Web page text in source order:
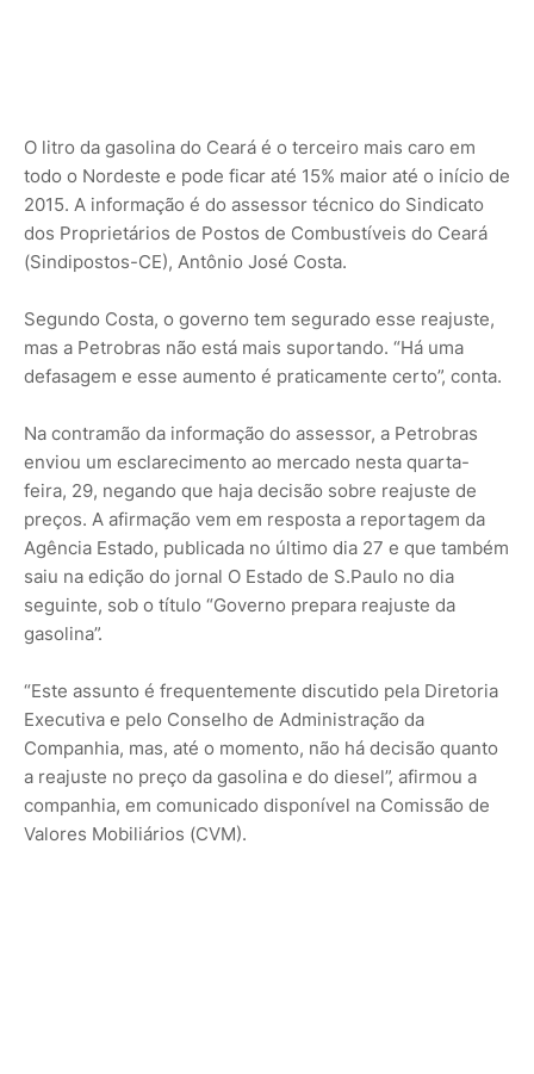
O litro da gasolina do Ceará é o terceiro mais caro em
todo o Nordeste e pode ficar até 15% maior até o início de
2015. A informação é do assessor técnico do Sindicato
dos Proprietários de Postos de Combustíveis do Ceará
(Sindipostos-CE), Antônio José Costa.
Segundo Costa, o governo tem segurado esse reajuste,
mas a Petrobras não está mais suportando. “Há uma
defasagem e esse aumento é praticamente certo”, conta.
Na contramão da informação do assessor, a Petrobras
enviou um esclarecimento ao mercado nesta quarta-
feira, 29, negando que haja decisão sobre reajuste de
preços. A afirmação vem em resposta a reportagem da
Agência Estado, publicada no último dia 27 e que também
saiu na edição do jornal O Estado de S.Paulo no dia
seguinte, sob o título “Governo prepara reajuste da
gasolina”.
“Este assunto é frequentemente discutido pela Diretoria
Executiva e pelo Conselho de Administração da
Companhia, mas, até o momento, não há decisão quanto
a reajuste no preço da gasolina e do diesel”, afirmou a
companhia, em comunicado disponível na Comissão de
Valores Mobiliários (CVM).